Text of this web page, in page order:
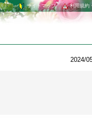
利用規約
サイトマップ
2024/